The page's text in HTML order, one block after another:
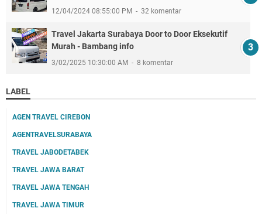
12/04/2024 08:55:00 PM 32 komentar
Travel Jakarta Surabaya Door to Door Eksekutif
Murah - Bambang info
3/02/2025 10:30:00 AM 8 komentar
LABEL
AGEN TRAVEL CIREBON
AGENTRAVELSURABAYA
TRAVEL JABODETABEK
TRAVEL JAWA BARAT
TRAVEL JAWA TENGAH
TRAVEL JAWA TIMUR